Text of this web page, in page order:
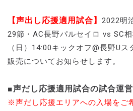
【声出し応援適用試合】 2022明
29節・AC長野パルセイロ vs SC
（日）14:00キックオフ@長野U
販売についてお知らせします。
■声だし応援適用試合の試合運営
※声だし応援エリアへの入場をご